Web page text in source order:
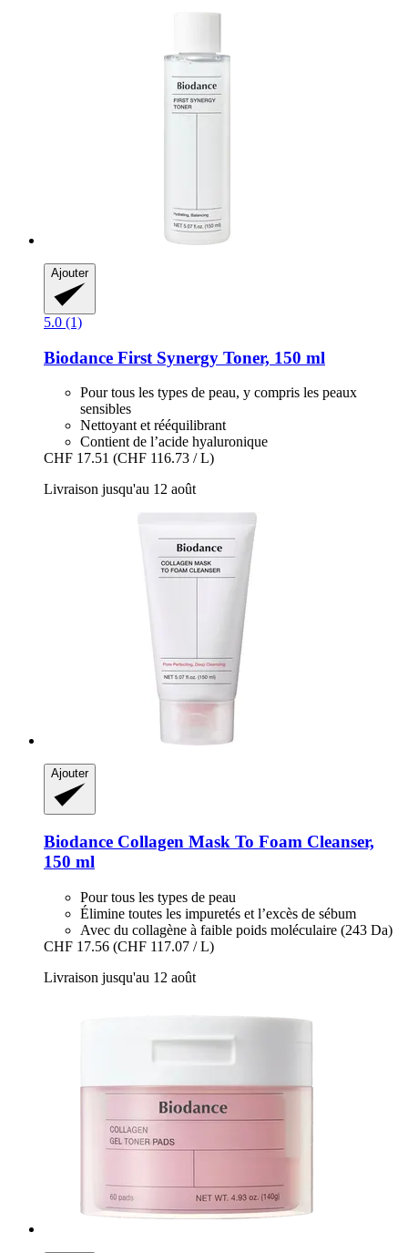
Ajouter
5.0 (1)
Biodance First Synergy Toner, 150 ml
Pour tous les types de peau, y compris les peaux
sensibles
Nettoyant et rééquilibrant
Contient de l’acide hyaluronique
CHF 17.51 (CHF 116.73 / L)
Livraison jusqu'au 12 août
Ajouter
Biodance Collagen Mask To Foam Cleanser,
150 ml
Pour tous les types de peau
Élimine toutes les impuretés et l’excès de sébum
Avec du collagène à faible poids moléculaire (243 Da)
CHF 17.56 (CHF 117.07 / L)
Livraison jusqu'au 12 août